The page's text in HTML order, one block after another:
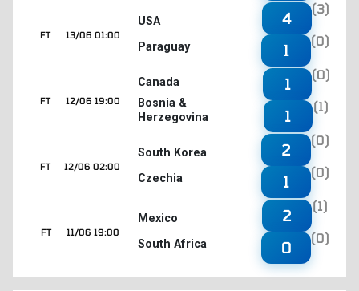
13/06 01:00
FT
USA
Paraguay
4
(3)
1
(0)
12/06 19:00
FT
Canada
Bosnia &
Herzegovina
1
(0)
1
(1)
12/06 02:00
FT
South Korea
Czechia
2
(0)
1
(0)
11/06 19:00
FT
Mexico
South Africa
2
(1)
0
(0)